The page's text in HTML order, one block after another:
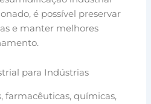
é possível preservar
e manter melhores
para Indústrias
farmacêuticas, químicas,